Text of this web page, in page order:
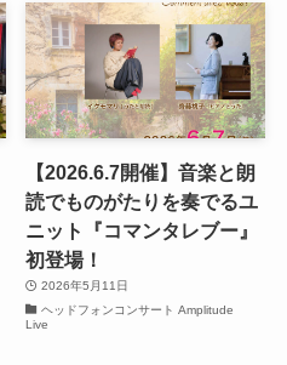
【2026.6.7開催】音楽と朗
読でものがたりを奏でるユ
ニット『コマンタレブー』
初登場！
2026年5月11日
ヘッドフォンコンサート Amplitude
Live